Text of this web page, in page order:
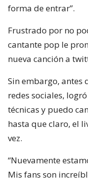
forma de entrar”.
Frustrado por no
cantante pop le
nueva canción a
Sin embargo, antes
redes sociales,
técnicas y puedo
hasta que claro, el
vez.
“Nuevamente
Mis fans son